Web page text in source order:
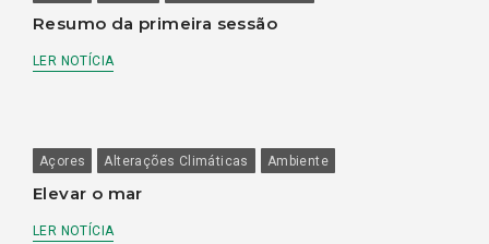
Resumo da primeira sessão
LER NOTÍCIA
Açores Alterações Climáticas Ambiente
Elevar o mar
LER NOTÍCIA